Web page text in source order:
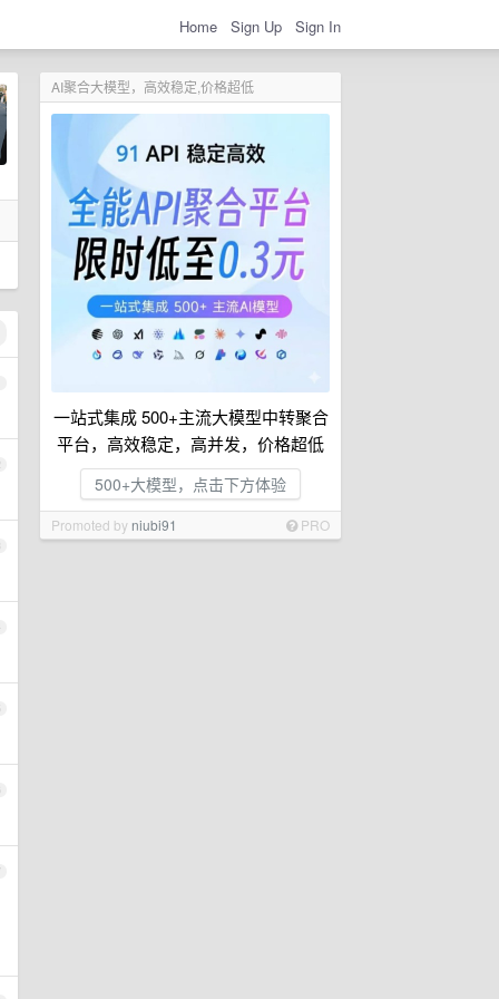
Home Sign Up Sign In
AI聚合大模型，高效稳定,价格超低
一站式集成 500+主流大模型中转聚合
平台，高效稳定，高并发，价格超低
500+大模型，点击下方体验
Promoted by niubi91 PRO